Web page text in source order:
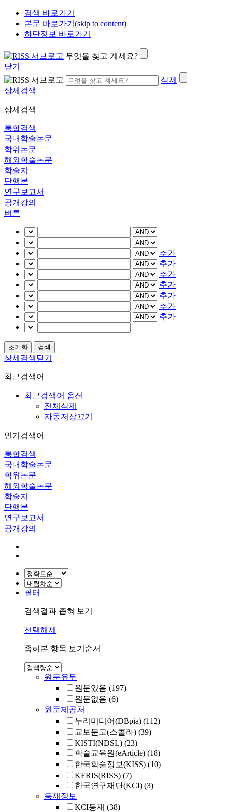
검색 바로가기
본문 바로가기(skip to content)
하단정보 바로가기
무엇을 찾고 계세요?
닫기
삭제
상세검색
상세검색
통합검색
국내학술논문
학위논문
해외학술논문
학술지
단행본
연구보고서
공개강의
버튼
추가
추가
추가
추가
추가
추가
추가
상세검색닫기
최근검색어
최근검색어 옵션
전체삭제
자동저장끄기
인기검색어
통합검색
국내학술논문
학위논문
해외학술논문
학술지
단행본
연구보고서
공개강의
필터
검색결과 좁혀 보기
선택해제
좁혀본 항목 보기순서
원문유무
원문있음 (197)
원문없음 (6)
원문제공처
누리미디어(DBpia) (112)
교보문고(스콜라) (39)
KISTI(NDSL) (23)
학술교육원(eArticle) (18)
한국학술정보(KISS) (10)
KERIS(RISS) (7)
한국연구재단(KCI) (3)
등재정보
KCI등재 (38)